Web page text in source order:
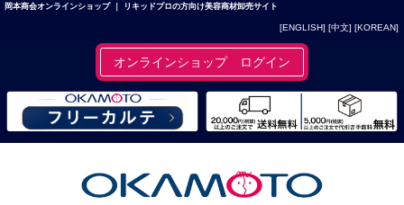
岡本商会オンラインショップ ｜ リキッドプロの方向け美容商材卸売サイト
[ENGLISH] [中文] [KOREAN]
オンラインショップ ログイン